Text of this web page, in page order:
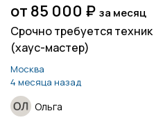
от 85 000 ₽ за месяц
Срочно требуется техник
(хаус-мастер)
Москва
4 месяца назад
Ольга